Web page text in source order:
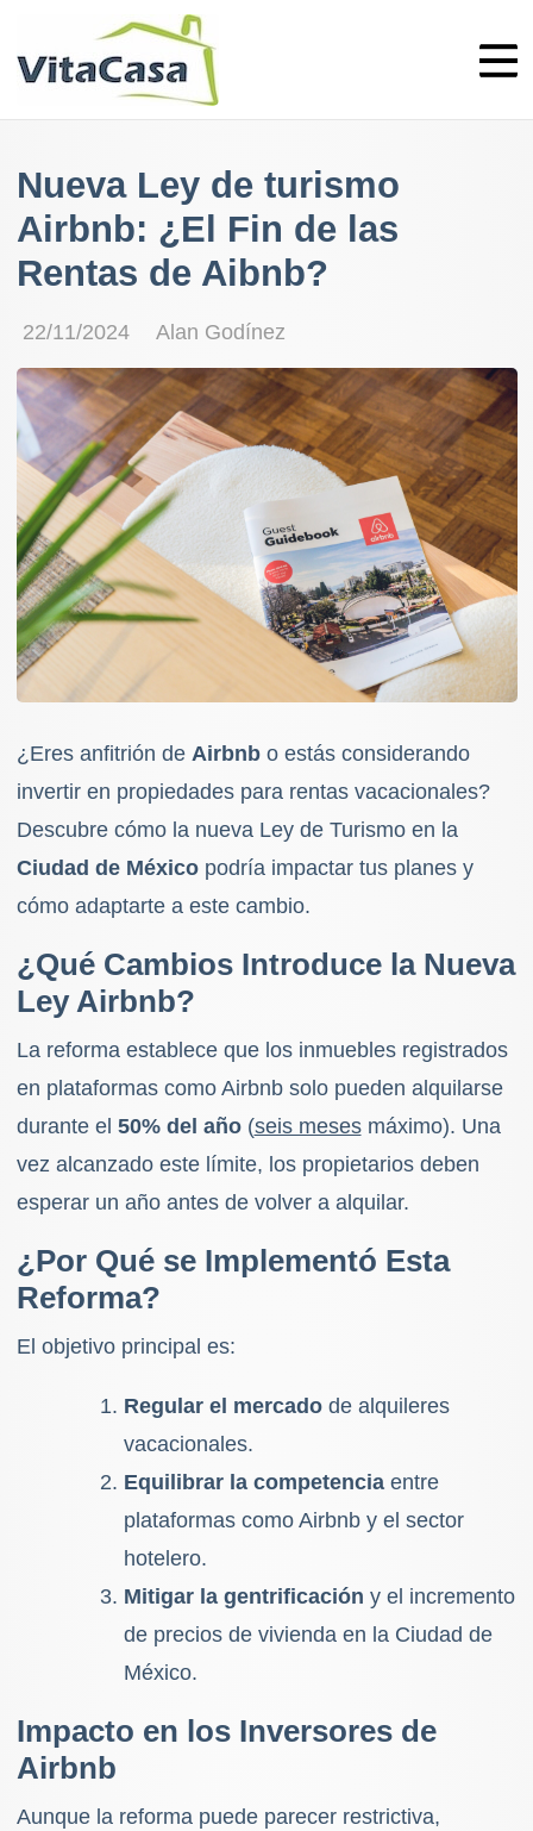
Nueva Ley de turismo
Airbnb: ¿El Fin de las
Rentas de Aibnb?
22/11/2024 Alan Godínez
¿Eres anfitrión de Airbnbo estás considerando
invertir en propiedades para rentas vacacionales?
Descubre cómo la nueva Ley de Turismo en la
Ciudad de Méxicopodría impactar tus planes y
cómo adaptarte a este cambio.
¿Qué Cambios Introduce la Nueva
Ley Airbnb?
La reforma establece que los inmuebles registrados
en plataformas como Airbnb solo pueden alquilarse
durante el 50% del año(seis mesesmáximo). Una
vez alcanzado este límite, los propietarios deben
esperar un año antes de volver a alquilar.
¿Por Qué se Implementó Esta
Reforma?
El objetivo principal es:
Regular el mercadode alquileres
vacacionales.
Equilibrar la competenciaentre
plataformas como Airbnb y el sector
hotelero.
Mitigar la gentrificación y el incremento
de precios de vivienda en la Ciudad de
México.
Impacto en los Inversores de
Airbnb
Aunque la reforma puede parecer restrictiva,